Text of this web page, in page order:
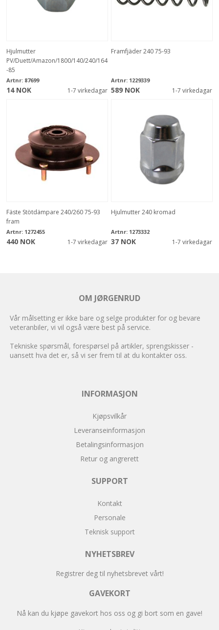
Hjulmutter
PV/Duett/Amazon/1800/140/240/164
-85
Artnr: 87699
14 NOK 1-7 virkedagar
Framfjäder 240 75-93
Artnr: 1229339
589 NOK 1-7 virkedagar
Fäste Stötdämpare 240/260 75-93
fram
Artnr: 1272455
440 NOK 1-7 virkedagar
Hjulmutter 240 kromad
Artnr: 1273332
37 NOK 1-7 virkedagar
OM JØRGENRUD
Vår målsetting er ikke bare og selge produkter for og bevare
veteranbiler, vi vil også være best på service.
Tekniske spørsmål, forespørsel på artikler, sprengskisser -
uansett hva det er, så vi ser frem til at du kontakter oss.
INFORMASJON
Kjøpsvilkår
Leveranseinformasjon
Betalingsinformasjon
Retur og angrerett
SUPPORT
Kontakt
Personale
Teknisk support
NYHETSBREV
Registrer deg til nyhetsbrevet vårt!
GAVEKORT
Nå kan du kjøpe gavekort hos oss og gi bort som en gave!